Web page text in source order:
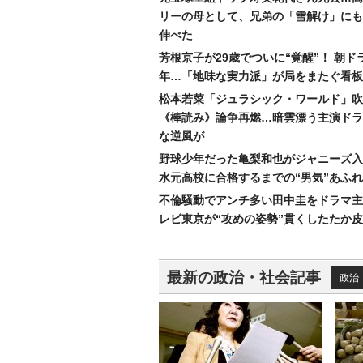
リーの母として、兄弟の「雪解け」に
伸べた
芳根京子が29歳でついに“覚醒”！ 朝ド
年…「地味な実力派」が局をまたぐ看
松本若菜「ジュラシック・ワールド」
《棒読み》論争再燃…暗雲漂う主演ド
な逆風が
野球少年だった亀梨和也がジャニーズ
水元高校に合格するまでの“男気”あふ
不倫騒動でアンチ多い田中圭をドラマ
レビ東京が“攻めの姿勢”貫くしたたか
最新の政治・社会記事 政治